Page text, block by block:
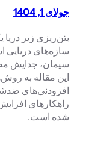
جولای 1, 1404
بتن‌ریزی زیر
سازه‌های
سیمان، جدایش
این مقاله به
افزودنی‌های
راهکارهای
شده است.